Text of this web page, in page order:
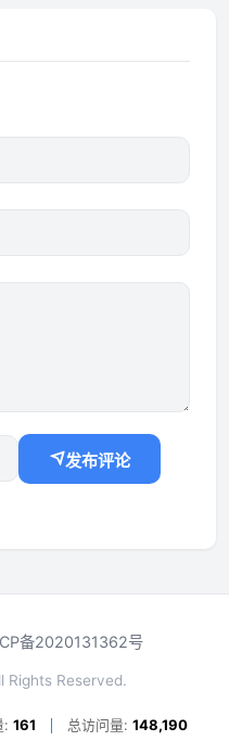
发布评论
备2020131362号
Rights Reserved.
: 161 总访问量: 148,190